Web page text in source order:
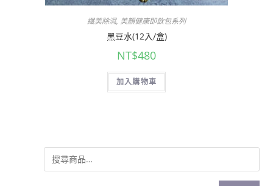
纖美除濕, 美顏健康即飲包系列
黑豆水(12入/盒)
NT$480
加入購物車